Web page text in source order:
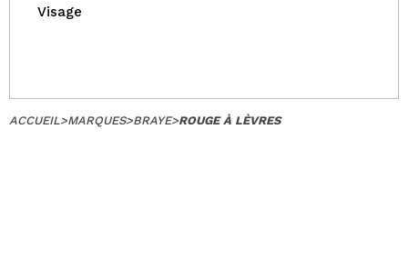
Visage
ACCUEIL>MARQUES>BRAYE>ROUGE À LÈVRES